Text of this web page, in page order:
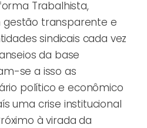
Trabalhista,
transparente e
sindicais cada vez
da base
se a isso as
político e econômico
uma crise institucional
à virada da